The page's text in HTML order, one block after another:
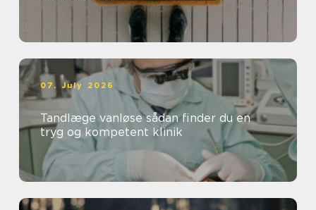
07. July 2026
Tandlæge vanløse sådan finder du en
tryg og kompetent klinik